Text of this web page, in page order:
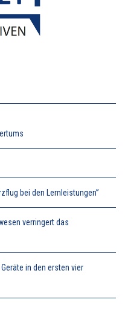
bei den Lernleistungen”
verringert das
in den ersten vier